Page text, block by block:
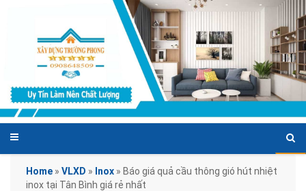
Home » VLXD » Inox » Báo giá quả cầu thông gió hút nhiệt
inox tại Tân Bình giá rẻ nhất